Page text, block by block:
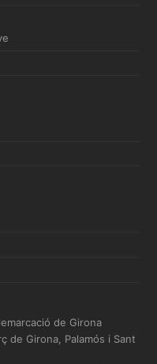
de Girona
de Girona, Palamós i Sant